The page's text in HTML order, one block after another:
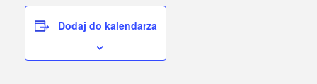
Dodaj do kalendarza